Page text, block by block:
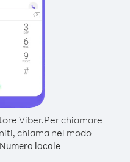
Viber.Per chiamare
chiama nel modo
Numero locale